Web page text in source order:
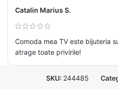
Catalin Marius S.
Comoda mea TV este bijuteria
atrage toate privirile!
SKU: 244485